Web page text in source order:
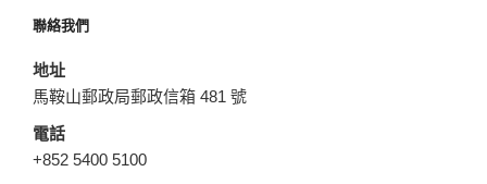
聯絡我們
地址
馬鞍山郵政局郵政信箱 481 號
電話
+852 5400 5100